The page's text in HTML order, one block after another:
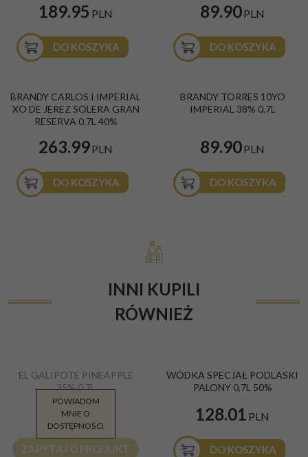
189.95 PLN
DO KOSZYKA
89.90PLN
DO KOSZYKA
BRANDY CARLOS I IMPERIAL
XO DE JEREZ SOLERA GRAN
RESERVA 0,7L 40%
263.99PLN
DO KOSZYKA
BRANDY TORRES 10YO
IMPERIAL 38% 0,7L
89.90PLN
DO KOSZYKA
INNI KUPILI
RÓWNIEŻ
EL GALIPOTE PINEAPPLE
35% 0,7L
69.99PLN
ZAPYTAJ O PRODUKT
POWIADOM
MNIE O
DOSTĘPNOŚCI
WÓDKA SPECJAŁ PODLASKI
PALONY 0,7L 50%
128.01 PLN
DO KOSZYKA